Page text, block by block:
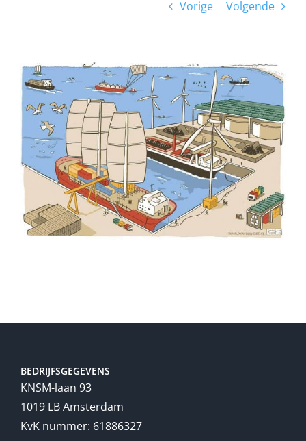
Vorige Volgende
View
Larger
Image
BEDRIJFSGEGEVENS
KNSM-laan 93
1019 LB Amsterdam
KvK nummer: 61886327